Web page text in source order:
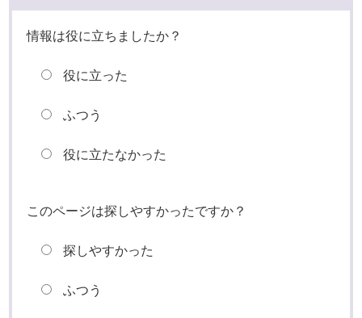
情報は役に立ちましたか？
役に立った
ふつう
役に立たなかった
このページは探しやすかったですか？
探しやすかった
ふつう